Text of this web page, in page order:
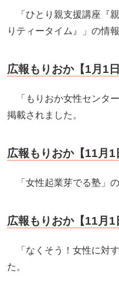
「ひとり親支援講座『
りティータイム』」の情
広報もりおか【1月1日
「もりおか女性センタ
掲載されました。
広報もりおか【11月1
「女性起業芽でる塾」の
広報もりおか【11月1
「なくそう！女性に対
た。